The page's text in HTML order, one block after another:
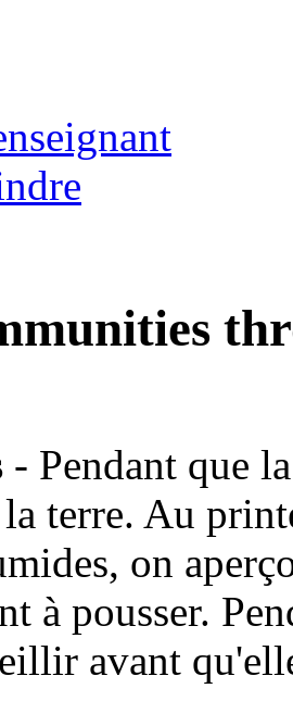
- Pendant que
terre. Au
on
à pousser.
avant